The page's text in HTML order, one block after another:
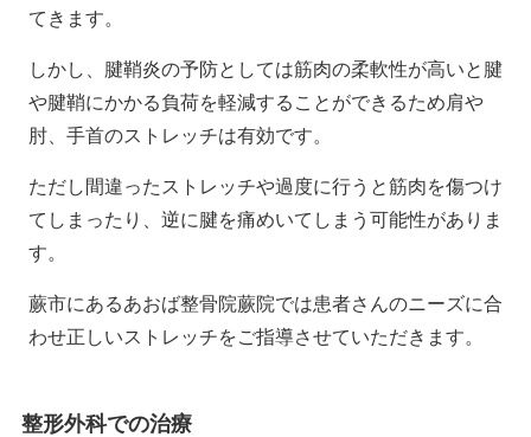
てきます。
しかし、腱鞘炎の予防としては筋肉の柔軟性が高いと腱
や腱鞘にかかる負荷を軽減することができるため肩や
肘、手首のストレッチは有効です。
ただし間違ったストレッチや過度に行うと筋肉を傷つけ
てしまったり、逆に腱を痛めいてしまう可能性がありま
す。
蕨市にあるあおば整骨院蕨院では患者さんのニーズに合
わせ正しいストレッチをご指導させていただきます。
整形外科での治療